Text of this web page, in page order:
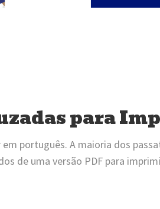
para
português. A maioria dos
de uma versão PDF para